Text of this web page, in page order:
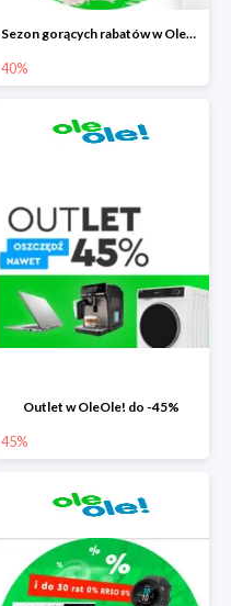
Sezon gorących rabatów w OleOle! do -40%
40%
Outlet w OleOle! do -45%
45%